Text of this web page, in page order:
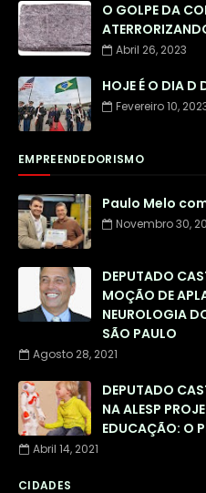
O GOLPE DA
Abril 26, 2023
HOJE É O DIA D
Fevereiro 10,
EMPREENDEDORISMO
Paulo Melo
Novembro 30,
DEPUTADO
MOÇÃO DE
NEUROLOGIA
SÃO PAULO
Agosto 28, 2021
DEPUTADO
NA ALESP
EDUCAÇÃO: O
Abril 14, 2021
CIDADES